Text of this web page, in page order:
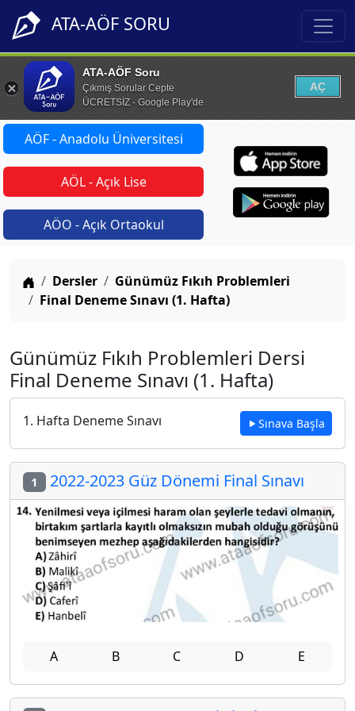
ATA-AÖF SORU
ATA-AÖF Soru
Çıkmış Sorular Cepte
ÜCRETSİZ - Google Play'de
AÇ
AÖF - Anadolu Üniversitesi
AÖL - Açık Lise
AÖO - Açık Ortaokul
Anasayfa
Dersler
Günümüz Fıkıh Problemleri
Final Deneme Sınavı (1. Hafta)
Günümüz Fıkıh Problemleri Dersi
Final Deneme Sınavı (1. Hafta)
1. Hafta Deneme Sınavı Sınava Başla
1 2022-2023 Güz Dönemi Final Sınavı
A B C D E